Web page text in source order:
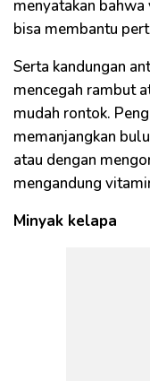
menyatakan
bisa membantu
Serta kandungan
mencegah rambut
mudah rontok.
memanjangkan
atau dengan
mengandung
Minyak kelapa